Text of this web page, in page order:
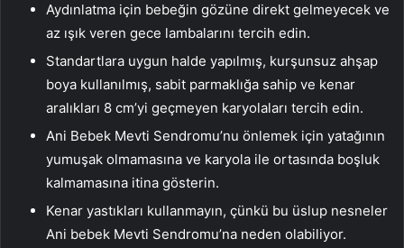
Aydınlatma için bebeğin gözüne direkt gelmeyecek ve
az ışık veren gece lambalarını tercih edin.
Standartlara uygun halde yapılmış, kurşunsuz ahşap
boya kullanılmış, sabit parmaklığa sahip ve kenar
aralıkları 8 cm’yi geçmeyen karyolaları tercih edin.
Ani Bebek Mevti Sendromu’nu önlemek için yatağının
yumuşak olmamasına ve karyola ile ortasında boşluk
kalmamasına itina gösterin.
Kenar yastıkları kullanmayın, çünkü bu üslup nesneler
Ani bebek Mevti Sendromu’na neden olabiliyor.